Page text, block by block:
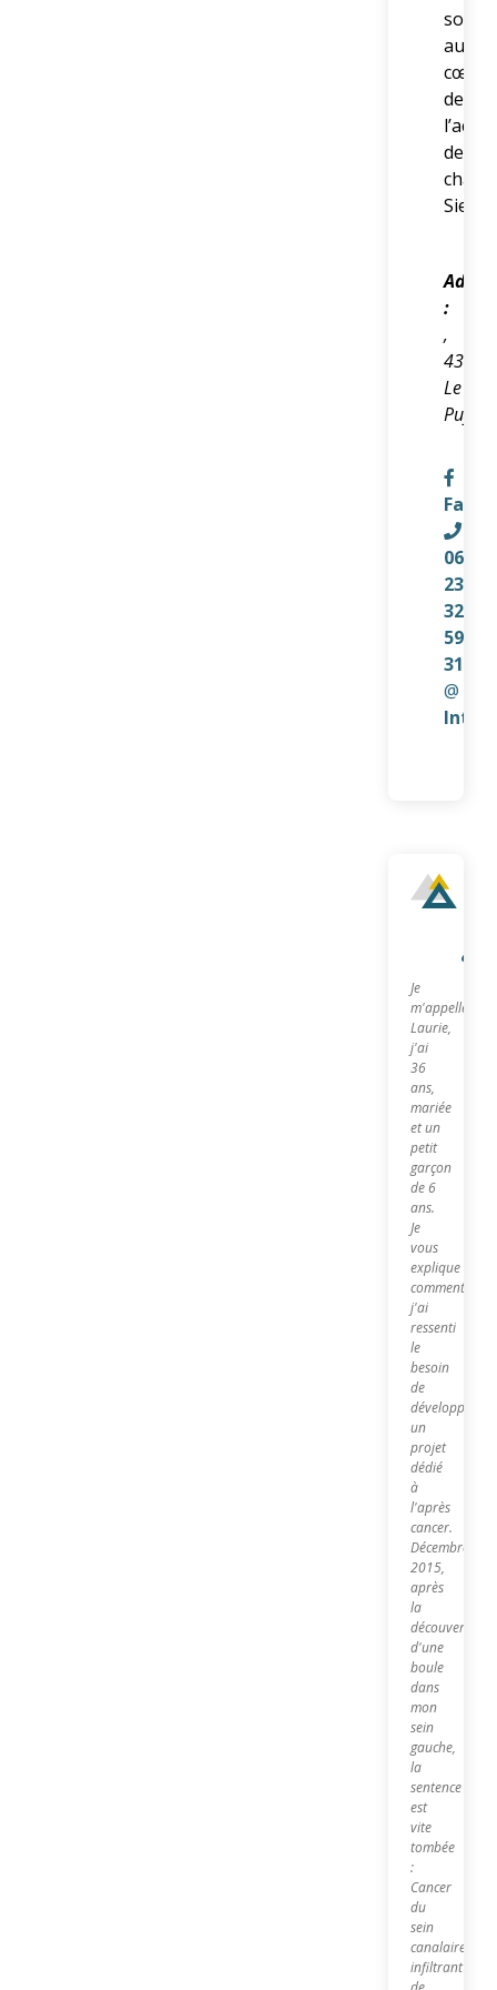
sont
au
cœur
de
de
:
,
43000
Le
Puy
06
23
32
59
31
@
Je
m'appelle
Laurie,
j'ai
36
ans,
mariée
et un
petit
garçon
de 6
ans.
Je
vous
explique
comment
j'ai
ressenti
le
besoin
de
développer
un
projet
dédié
à
l'après
cancer.
Décembre
2015,
après
la
découverte
d'une
boule
dans
mon
sein
gauche,
la
sentence
est
vite
tombée
:
Cancer
du
sein
canalaire
infiltrant